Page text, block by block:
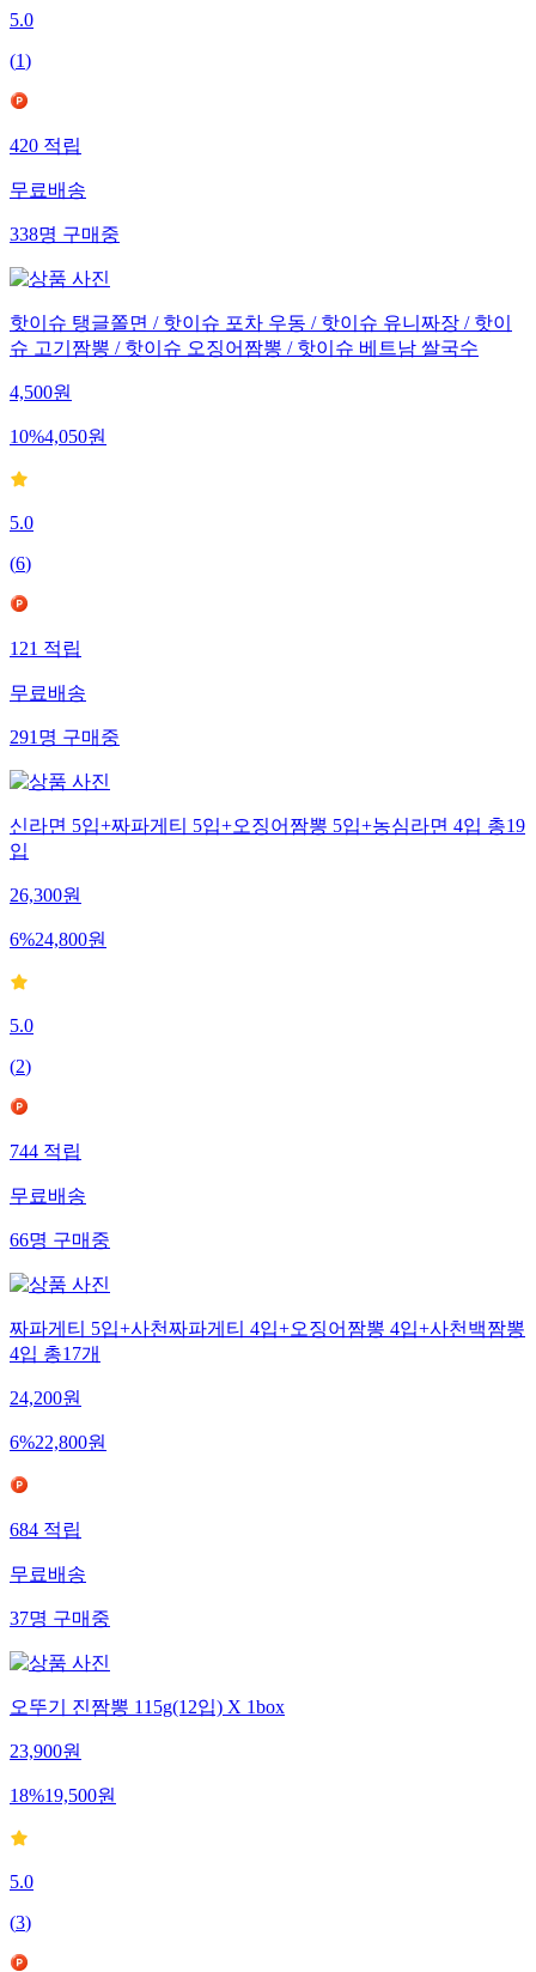
5.0
(1)
420적립
무료배송
338명구매중
핫이슈 탱글쫄면 / 핫이슈 포차 우동 / 핫이슈 유니짜장 / 핫이
슈 고기짬뽕 / 핫이슈 오징어짬뽕 / 핫이슈 베트남 쌀국수
4,500원
10%4,050원
5.0
(6)
121적립
무료배송
291명구매중
신라면 5입+짜파게티 5입+오징어짬뽕 5입+농심라면 4입 총19
입
26,300원
6%24,800원
5.0
(2)
744적립
무료배송
66명구매중
짜파게티 5입+사천짜파게티 4입+오징어짬뽕 4입+사천백짬뽕
4입 총17개
24,200원
6%22,800원
684적립
무료배송
37명구매중
오뚜기 진짬뽕 115g(12입) X 1box
23,900원
18%19,500원
5.0
(3)